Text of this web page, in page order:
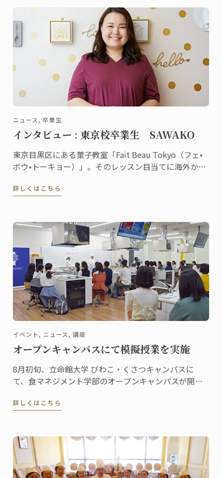
ニュース, 卒業生
インタビュー : 東京校卒業生 SAWAKO
東京目黒区にある菓子教室「Fait Beau Tokyo（フェ•
ボウ•トーキョー）」。そのレッスン目当てに海外から
いるSAWAKOさんは東京校で菓子ディプロムを取得し
詳しくはこちら
イベント, ニュース, 講座
オープンキャンパスにて模擬授業を実施
8月初旬、立命館大学 びわこ・くさつキャンパスに
て、食マネジメント学部のオープンキャンパスが開催
詳しくはこちら